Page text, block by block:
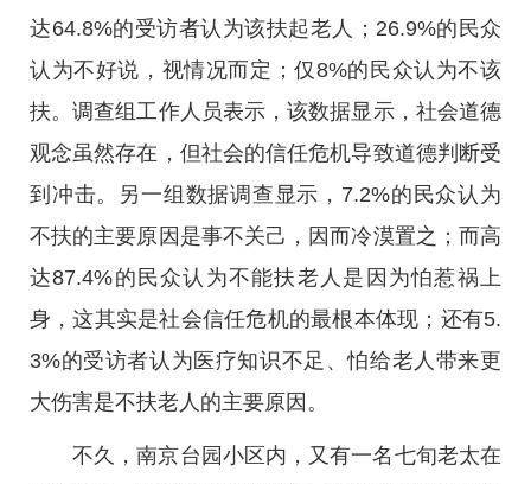
达64.8%的受访者认为该扶起老人；26.9%的民众
认为不好说，视情况而定；仅8%的民众认为不该
扶。调查组工作人员表示，该数据显示，社会道德
观念虽然存在，但社会的信任危机导致道德判断受
到冲击。另一组数据调查显示，7.2%的民众认为
不扶的主要原因是事不关己，因而冷漠置之；而高
达87.4%的民众认为不能扶老人是因为怕惹祸上
身，这其实是社会信任危机的最根本体现；还有5.
3%的受访者认为医疗知识不足、怕给老人带来更
大伤害是不扶老人的主要原因。
不久，南京台园小区内，又有一名七旬老太在